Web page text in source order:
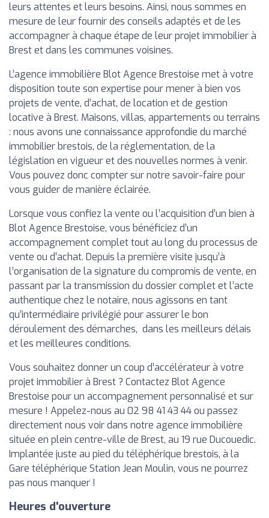
leurs attentes et leurs besoins. Ainsi, nous sommes en
mesure de leur fournir des conseils adaptés et de les
accompagner à chaque étape de leur projet immobilier à
Brest et dans les communes voisines.
L’agence immobilière Blot Agence Brestoise met à votre
disposition toute son expertise pour mener à bien vos
projets de vente, d’achat, de location et de gestion
locative à Brest. Maisons, villas, appartements ou terrains
: nous avons une connaissance approfondie du marché
immobilier brestois, de la réglementation, de la
législation en vigueur et des nouvelles normes à venir.
Vous pouvez donc compter sur notre savoir-faire pour
vous guider de manière éclairée.
Lorsque vous confiez la vente ou l’acquisition d’un bien à
Blot Agence Brestoise, vous bénéficiez d’un
accompagnement complet tout au long du processus de
vente ou d’achat. Depuis la première visite jusqu’à
l’organisation de la signature du compromis de vente, en
passant par la transmission du dossier complet et l’acte
authentique chez le notaire, nous agissons en tant
qu’intermédiaire privilégié pour assurer le bon
déroulement des démarches, dans les meilleurs délais
et les meilleures conditions.
Vous souhaitez donner un coup d’accélérateur à votre
projet immobilier à Brest ? Contactez Blot Agence
Brestoise pour un accompagnement personnalisé et sur
mesure ! Appelez-nous au 02 98 41 43 44 ou passez
directement nous voir dans notre agence immobilière
située en plein centre-ville de Brest, au 19 rue Ducouedic.
Implantée juste au pied du téléphérique brestois, à la
Gare téléphérique Station Jean Moulin, vous ne pourrez
pas nous manquer !
Heures d'ouverture